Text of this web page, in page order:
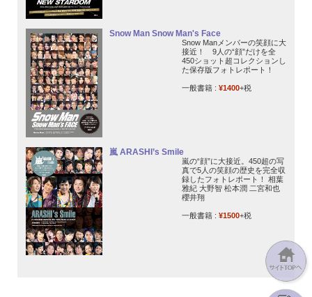
Snow Man Snow Man's Face
Snow Manメンバーの笑顔に大
接近！ 9人の“顔”だけを全
450ショット超コレクションし
た保存版フォトレポート！
一般書籍 : ¥1400+税
嵐 ARASHI’s Smile
嵐の“顔”に大接近。450超の写
真で5人の笑顔の歴史を完全収
録したフォトレポート！ 相葉
雅紀 大野智 松本潤 二宮和也
櫻井翔
一般書籍 : ¥1500+税